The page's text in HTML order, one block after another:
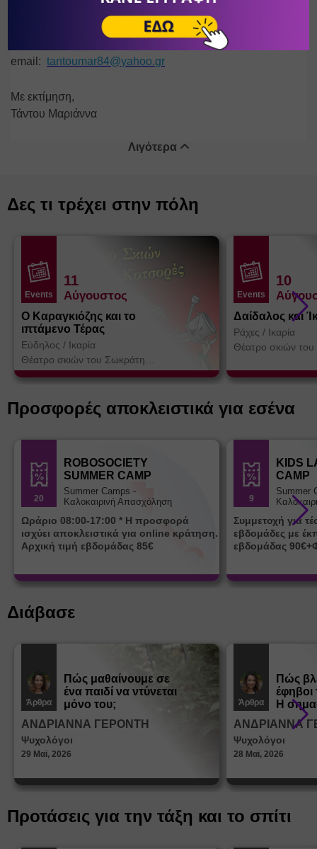
email : tantoumar84@yahoo.gr
Με εκτίμηση,
Τάντου Μαριάννα
Λιγότερα
Δες τι τρέχει στην πόλη
Events
11
Αύγουστος
Ο Καραγκιόζης και το
ιπτάμενο Τέρας
Εύδηλος / Ικαρία
Θέατρο σκιών του Σωκράτη
Κοτσορέ
Events
10
Δαίδαλος και
Ράχες / Ικαρία
Θέατρο σκιών
Προσφορές αποκλειστικά για εσένα
20
ROBOSOCIETY
SUMMER CAMP
Summer Camps -
Καλοκαιρινή Απασχόληση
Ωράριο 08:00-17:00 * Η προσφορά
ισχύει αποκλειστικά για online κράτηση.
Αρχική τιμή εβδομάδας 85€
9
KIDS
CAMP
Summer
Συμμετοχή για
εβδομάδες με
εβδομάδας
Διάβασε
Άρθρα
Πώς μαθαίνουμε σε
ένα παιδί να ντύνεται
μόνο του;
ΑΝΔΡΙΑΝΝΑ ΓΕΡΟΝΤΗ
Ψυχολόγοι
29 Μαϊ, 2026
Άρθρα
Πώς
Η
στη
ΑΝΔΡΙΑΝΝΑ
Ψυχολόγοι
28 Μαϊ, 2026
Προτάσεις για την τάξη και το σπίτι